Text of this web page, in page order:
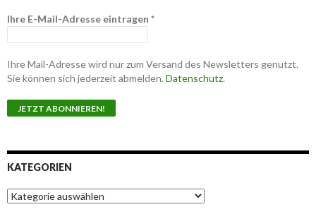
Ihre E-Mail-Adresse eintragen *
Ihre Mail-Adresse wird nur zum Versand des Newsletters genutzt.
Sie können sich jederzeit abmelden. Datenschutz.
KATEGORIEN
K
a